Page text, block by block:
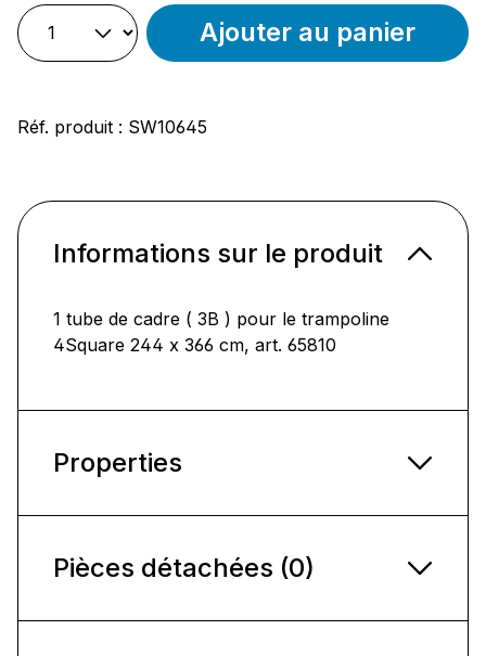
Ajouter au panier
Réf. produit : SW10645
Informations sur le produit
1 tube de cadre ( 3B ) pour le trampoline
4Square 244 x 366 cm, art. 65810
Properties
Pièces détachées (0)